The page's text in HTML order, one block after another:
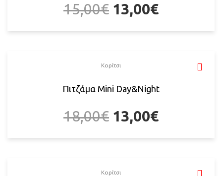
15,00€ 13,00€
Κορίτσι
Πιτζάμα Mini Day&Night
18,00€ 13,00€
Κορίτσι